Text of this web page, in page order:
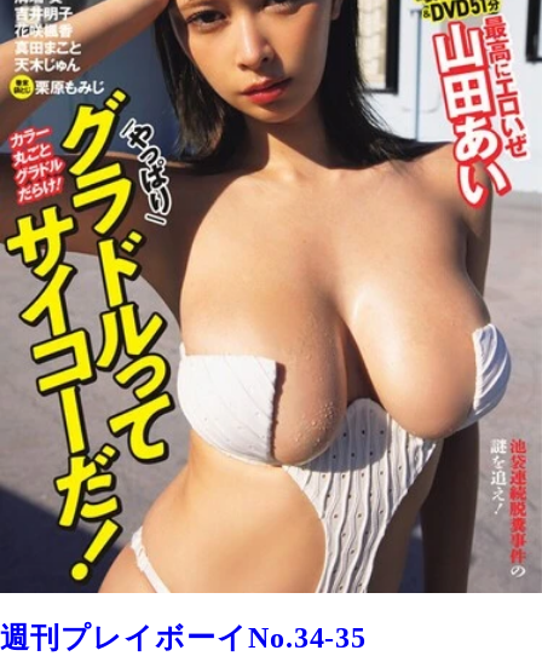
週刊プレイボーイNo.34-35